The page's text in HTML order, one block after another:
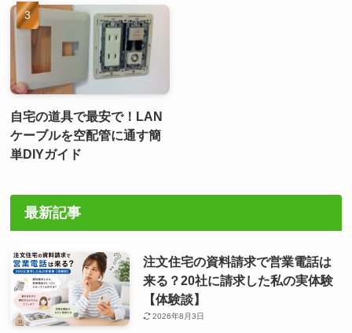
自宅の道具で最安で！LAN
ケーブルを空配管に通す簡
単DIYガイド
最新記事
注文住宅の資料請求で営業電話は
来る？20社に請求した私の実体験
【体験談】
2026年8月3日